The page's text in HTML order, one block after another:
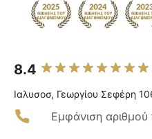
8.4
Ιαλυσοσ, Γεωργίου Σεφέρη
Εμφάνιση